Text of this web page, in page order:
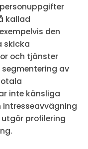
kallad
den
skicka
och tjänster
av
inte känsliga
profilering